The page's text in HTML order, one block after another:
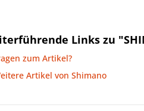
Links zu
zum Artikel?
Artikel von Shimano